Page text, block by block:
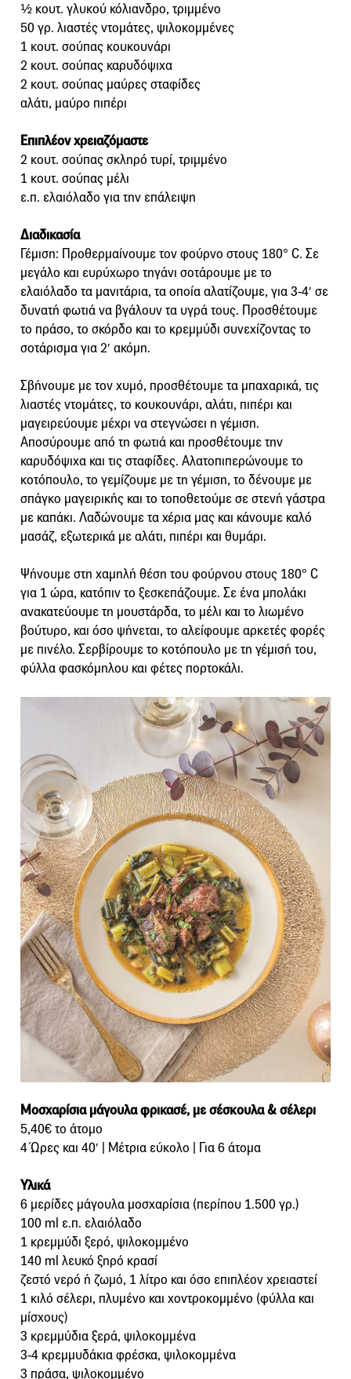
½ κουτ. γλυκού κόλιανδρο, τριμμένο
50 γρ. λιαστές ντομάτες, ψιλοκομμένες
1 κουτ. σούπας κουκουνάρι
2 κουτ. σούπας καρυδόψιχα
2 κουτ. σούπας μαύρες σταφίδες
αλάτι, μαύρο πιπέρι
Επιπλέον χρειαζόμαστε
2 κουτ. σούπας σκληρό τυρί, τριμμένο
1 κουτ. σούπας μέλι
ε.π. ελαιόλαδο για την επάλειψη
Διαδικασία
Γέμιση: Προθερμαίνουμε τον φούρνο στους 180° C. Σε
μεγάλο και ευρύχωρο τηγάνι σοτάρουμε με το
ελαιόλαδο τα μανιτάρια, τα οποία αλατίζουμε, για 3-4′ σε
δυνατή φωτιά να βγάλουν τα υγρά τους. Προσθέτουμε
το πράσο, το σκόρδο και το κρεμμύδι συνεχίζοντας το
σοτάρισμα για 2′ ακόμη.
Σβήνουμε με τον χυμό, προσθέτουμε τα μπαχαρικά, τις
λιαστές ντομάτες, το κουκουνάρι, αλάτι, πιπέρι και
μαγειρεύουμε μέχρι να στεγνώσει η γέμιση.
Αποσύρουμε από τη φωτιά και προσθέτουμε την
καρυδόψιχα και τις σταφίδες. Αλατοπιπερώνουμε το
κοτόπουλο, το γεμίζουμε με τη γέμιση, το δένουμε με
σπάγκο μαγειρικής και το τοποθετούμε σε στενή γάστρα
με καπάκι. Λαδώνουμε τα χέρια μας και κάνουμε καλό
μασάζ, εξωτερικά με αλάτι, πιπέρι και θυμάρι.
Ψήνουμε στη χαμηλή θέση του φούρνου στους 180° C
για 1 ώρα, κατόπιν το ξεσκεπάζουμε. Σε ένα μπολάκι
ανακατεύουμε τη μουστάρδα, το μέλι και το λιωμένο
βούτυρο, και όσο ψήνεται, το αλείφουμε αρκετές φορές
με πινέλο. Σερβίρουμε το κοτόπουλο με τη γέμισή του,
φύλλα φασκόμηλου και φέτες πορτοκάλι.
Μοσχαρίσια μάγουλα φρικασέ, με σέσκουλα & σέλερι
5,40€ το άτομο
4 Ώρες και 40′ | Μέτρια εύκολο | Για 6 άτομα
Υλικά
6 μερίδες μάγουλα μοσχαρίσια (περίπου 1.500 γρ.)
100 ml ε.π. ελαιόλαδο
1 κρεμμύδι ξερό, ψιλοκομμένο
140 ml λευκό ξηρό κρασί
ζεστό νερό ή ζωμό, 1 λίτρο και όσο επιπλέον χρειαστεί
1 κιλό σέλερι, πλυμένο και χοντροκομμένο (φύλλα και
μίσχους)
3 κρεμμύδια ξερά, ψιλοκομμένα
3-4 κρεμμυδάκια φρέσκα, ψιλοκομμένα
3 πράσα, ψιλοκομμένο